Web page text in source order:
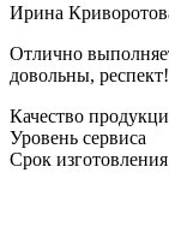
Ирина
Отлично
довольны,
Качество
Уровень сервиса
Срок изготовления